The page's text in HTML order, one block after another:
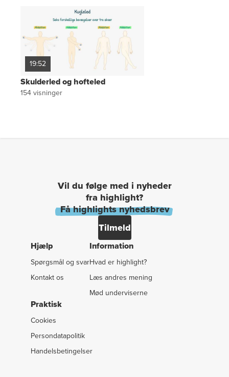
19:52
Skulderled og hofteled
154visninger
Vil du følge med i nyheder
fra highlight?
Få highlights nyhedsbrev
Tilmeld
Hjælp
Spørgsmål og svar
Kontakt os
Information
Hvad er highlight?
Læs andres mening
Mød underviserne
Praktisk
Cookies
Persondatapolitik
Handelsbetingelser